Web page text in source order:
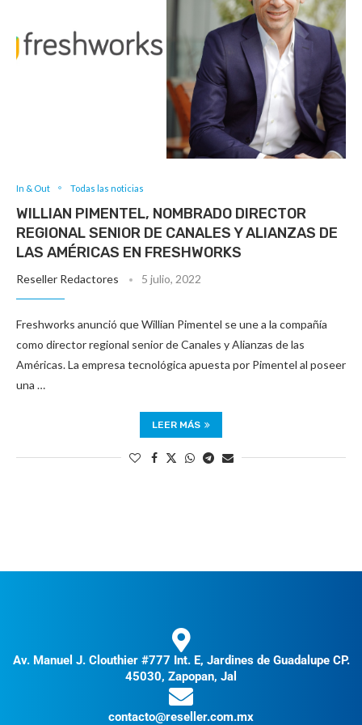
In & Out Todas las noticias
WILLIAN PIMENTEL, NOMBRADO DIRECTOR
REGIONAL SENIOR DE CANALES Y ALIANZAS DE
LAS AMÉRICAS EN FRESHWORKS
Reseller Redactores 5 julio, 2022
Freshworks anunció que Willian Pimentel se une a la compañía
como director regional senior de Canales y Alianzas de las
Américas. La empresa tecnológica apuesta por Pimentel al poseer
una …
LEER MÁS
Av. Manuel J. Clouthier #777 Int. E, Jardines de Guadalupe CP.
45030, Zapopan, Jal
contacto@reseller.com.mx